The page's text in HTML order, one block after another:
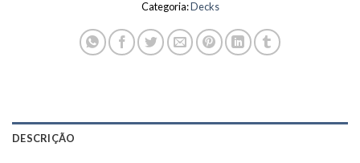
Categoria:Decks
DESCRIÇÃO